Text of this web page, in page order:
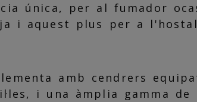
única, per al fumador
i aquest plus per a
amb cendrers
i una àmplia gamma